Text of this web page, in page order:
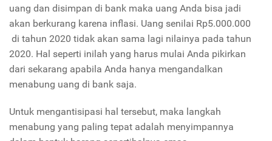
uang dan disimpan di bank maka uang Anda bisa jadi
akan berkurang karena inflasi. Uang senilai Rp5.000.000
di tahun 2020 tidak akan sama lagi nilainya pada tahun
2020. Hal seperti inilah yang harus mulai Anda pikirkan
dari sekarang apabila Anda hanya mengandalkan
menabung uang di bank saja.
Untuk mengantisipasi hal tersebut, maka langkah
menabung yang paling tepat adalah menyimpannya